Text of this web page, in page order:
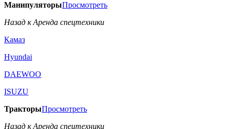
МанипуляторыПросмотреть
Назад к Аренда спецтехники
Камаз
Hyundai
DAEWOO
ISUZU
ТракторыПросмотреть
Назад к Аренда спецтехники